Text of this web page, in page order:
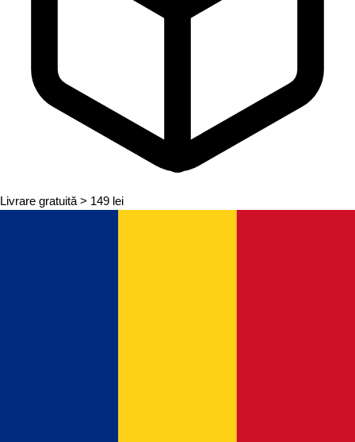
Livrare gratuită > 149 lei